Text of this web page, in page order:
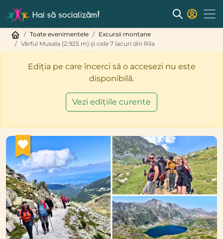
Toate evenimentele
Excursii montane
Vârful Musala (2.925 m) și cele 7 lacuri din Rila
Ediția pe care încerci să o accesezi nu este
disponibilă.
Vezi edițiile curente